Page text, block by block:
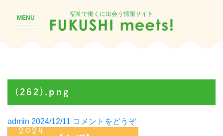
MENU
福祉で働くに出会う情報サイト
(262).png
Posted
admin 2024/12/11 コメントをどうぞ((262).png)